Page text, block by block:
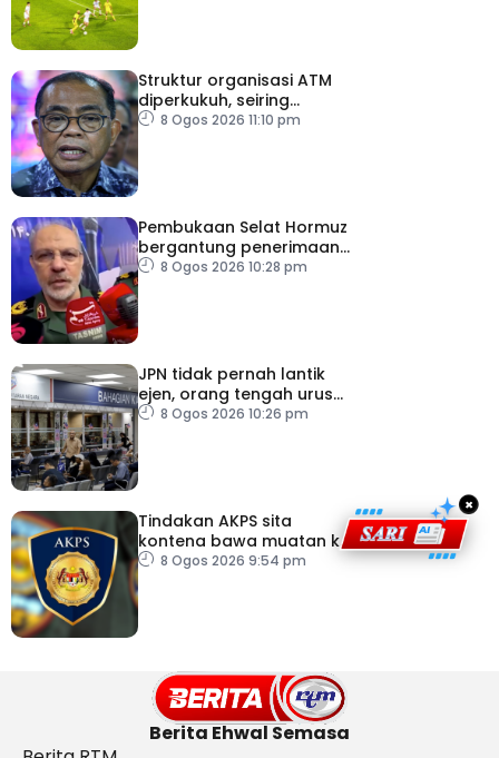
Struktur organisasi ATM
diperkukuh, seiring
pemodenan aset
8 Ogos 2026 11:10 pm
Pembukaan Selat Hormuz
bergantung penerimaan
AS – IRGC
8 Ogos 2026 10:28 pm
JPN tidak pernah lantik
ejen, orang tengah urus
dokumentasi
8 Ogos 2026 10:26 pm
Tindakan AKPS sita
kontena bawa muatan ke
Israel bukti ketegasan
8 Ogos 2026 9:54 pm
×
Berita Ehwal Semasa